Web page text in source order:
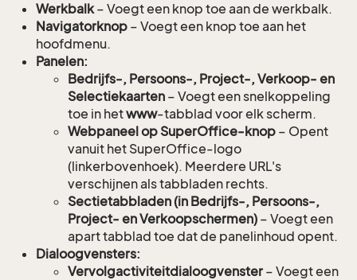
Werkbalk– Voegt een knop toe aan de werkbalk.
Navigatorknop – Voegt een knop toe aan het
hoofdmenu.
Panelen:
Bedrijfs-, Persoons-, Project-, Verkoop- en
Selectiekaarten – Voegt een snelkoppeling
toe in hetwww-tabblad voor elk scherm.
Webpaneel op SuperOffice-knop – Opent
vanuit het SuperOffice-logo
(linkerbovenhoek). Meerdere URL's
verschijnen als tabbladen rechts.
Sectietabbladen (in Bedrijfs-, Persoons-,
Project- en Verkoopschermen) – Voegt een
apart tabblad toe dat de panelinhoud opent.
Dialoogvensters:
Vervolgactiviteitdialoogvenster – Voegt een